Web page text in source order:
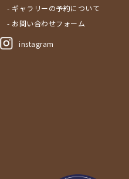
- ギャラリーの予約について
- お問い合わせフォーム
instagram